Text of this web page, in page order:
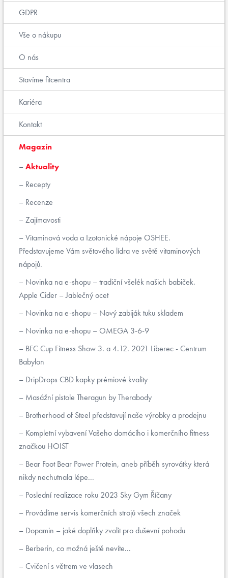
GDPR
Vše o nákupu
O nás
Stavíme fitcentra
Kariéra
Kontakt
Magazín
Aktuality
Recepty
Recenze
Zajímavosti
Vitaminová voda a Izotonické nápoje OSHEE.
Představujeme Vám světového lídra ve světě vitaminových
nápojů.
Novinka na e-shopu – tradiční všelék našich babiček.
Apple Cider – Jablečný ocet
Novinka na e-shopu – Nový zabiják tuku skladem
Novinka na e-shopu – OMEGA 3-6-9
BFC Cup Fitness Show 3. a 4.12. 2021 Liberec - Centrum
Babylon
DripDrops CBD kapky prémiové kvality
Masážní pistole Theragun by Therabody
Brotherhood of Steel představují naše výrobky a prodejnu
Kompletní vybavení Vašeho domácího i komerčního fitness
značkou HOIST
Bear Foot Bear Power Protein, aneb příběh syrovátky která
nikdy nechutnala lépe...
Poslední realizace roku 2023 Sky Gym Říčany
Provádíme servis komerčních strojů všech značek
Dopamin – jaké doplňky zvolit pro duševní pohodu
Berberin, co možná ještě nevíte...
Cvičení s větrem ve vlasech